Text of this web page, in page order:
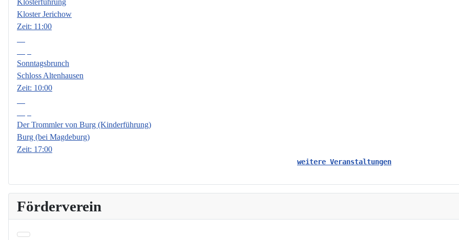
Klosterführung
Kloster Jerichow
Zeit: 11:00
Sonntagsbrunch
Schloss Altenhausen
Zeit: 10:00
Der Trommler von Burg (Kinderführung)
Burg (bei Magdeburg)
Zeit: 17:00
weitere Veranstaltungen
Förderverein